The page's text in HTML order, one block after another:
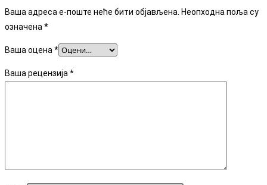
Ваша адреса е-поште неће бити објављена. Неопходна поља су
означена*
Ваша оцена*
Ваша рецензија*